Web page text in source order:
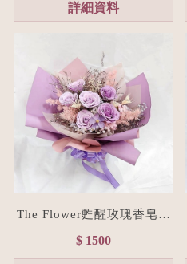
詳細資料
The Flower甦醒玫瑰香皂花
束M size(贈禮物提袋/全台
宅配）浪漫紫
$ 1500